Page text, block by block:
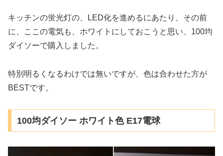
キッチンの蛍光灯の、LED化を進めるにあたり、その前
に、ここの電気も、ホワイトにしておこうと思い、100均
ダイソーで購入しました。
特別明るくなるわけでは無いですが、色は合わせた方が
BESTです。
100均ダイソー ホワイト色 E17電球